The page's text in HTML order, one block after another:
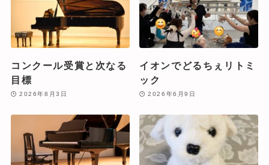
コンクール受賞と次なる
目標
2026年8月3日
イオンでどるちぇリトミ
ック
2026年6月9日